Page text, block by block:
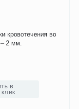
кровотечения во
2 мм.
в